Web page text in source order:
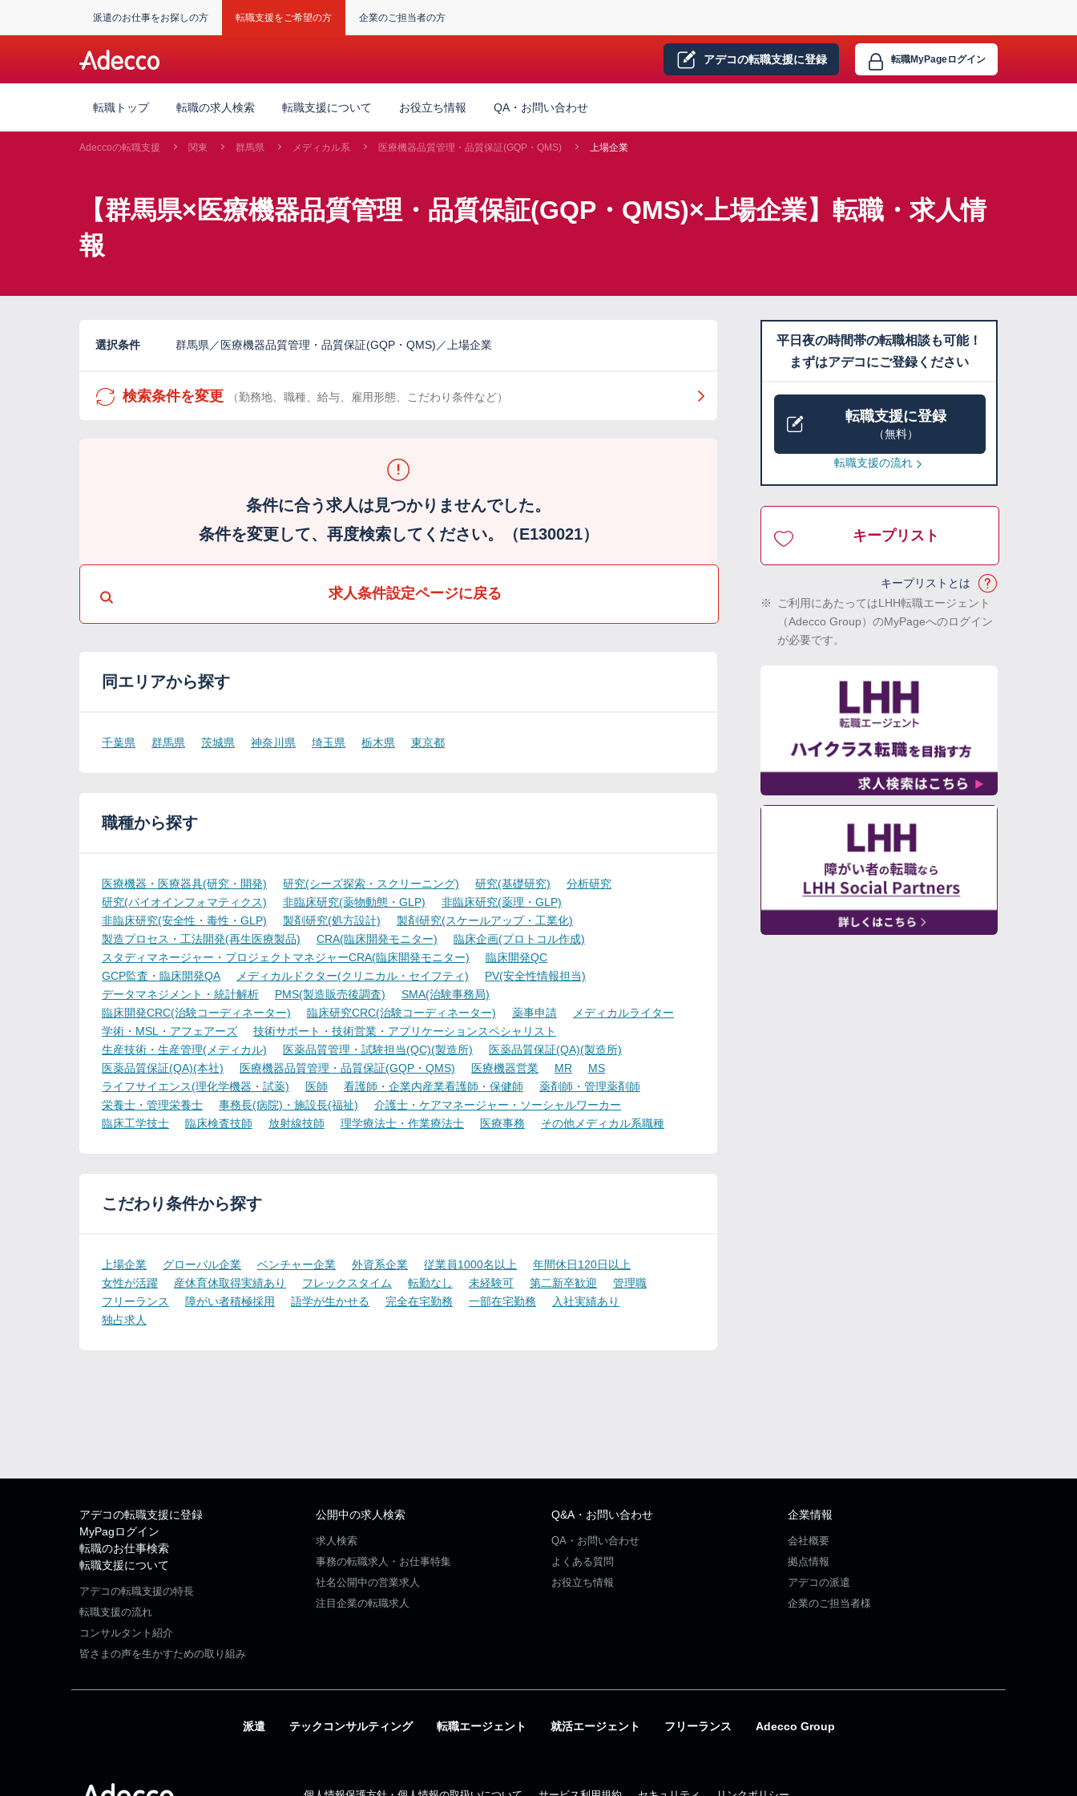
派遣のお仕事をお探しの方 転職支援をご希望の方 企業のご担当者の方
アデコの転職支援に登録 転職MyPageログイン
転職トップ 転職の求人検索 転職支援について お役立ち情報 QA・お問い合わせ
Adeccoの転職支援 関東 群馬県 メディカル系 医療機器品質管理・品質保証(GQP・QMS) 上場企業
【群馬県×医療機器品質管理・品質保証(GQP・QMS)×上場企業】転職・求人情
報
選択条件 群馬県／医療機器品質管理・品質保証(GQP・QMS)／上場企業
検索条件を変更 （勤務地、職種、給与、雇用形態、こだわり条件など）
条件に合う求人は見つかりませんでした。
条件を変更して、再度検索してください。（E130021）
求人条件設定ページに戻る
同エリアから探す
千葉県 群馬県 茨城県 神奈川県 埼玉県 栃木県 東京都
職種から探す
医療機器・医療器具(研究・開発) 研究(シーズ探索・スクリーニング) 研究(基礎研究)
分析研究
研究(バイオインフォマティクス)
非臨床研究(薬物動態・GLP)
非臨床研究(薬理・GLP)
非臨床研究(安全性・毒性・GLP)
製剤研究(処方設計)
製剤研究(スケールアップ・工業化)
製造プロセス・工法開発(再生医療製品)
CRA(臨床開発モニター)
臨床企画(プロトコル作成)
スタディマネージャー・プロジェクトマネジャーCRA(臨床開発モニター)
臨床開発QC
GCP監査・臨床開発QA
メディカルドクター(クリニカル・セイフティ)
PV(安全性情報担当)
データマネジメント・統計解析
PMS(製造販売後調査)
SMA(治験事務局)
臨床開発CRC(治験コーディネーター)
臨床研究CRC(治験コーディネーター) 薬事申請
メディカルライター
学術・MSL・アフェアーズ
技術サポート・技術営業・アプリケーションスペシャリスト
生産技術・生産管理(メディカル)
医薬品質管理・試験担当(QC)(製造所)
医薬品質保証(QA)(製造所)
医薬品質保証(QA)(本社)
医療機器品質管理・品質保証(GQP・QMS) 医療機器営業 MR
MS
ライフサイエンス(理化学機器・試薬)
医師 看護師・企業内産業看護師・保健師
薬剤師・管理薬剤師
栄養士・管理栄養士
事務長(病院)・施設長(福祉)
介護士・ケアマネージャー・ソーシャルワーカー
臨床工学技士
臨床検査技師 放射線技師 理学療法士・作業療法士 医療事務 その他メディカル系職種
こだわり条件から探す
上場企業 グローバル企業 ベンチャー企業 外資系企業 従業員1000名以上
年間休日120日以上
女性が活躍
産休育休取得実績あり フレックスタイム 転勤なし 未経験可 第二新卒歓迎
管理職
フリーランス
障がい者積極採用 語学が生かせる 完全在宅勤務 一部在宅勤務
入社実績あり
独占求人
平日夜の時間帯の転職相談も可能！
まずはアデコにご登録ください
転職支援に登録
（無料）
転職支援の流れ
キープリスト
キープリストとは
※
ご利用にあたってはLHH転職エージェント
（Adecco Group）のMyPageへのログイン
が必要です。
アデコの転職支援に登録
MyPagログイン
転職のお仕事検索
転職支援について
アデコの転職支援の特長
転職支援の流れ
コンサルタント紹介
皆さまの声を生かすための取り組み
公開中の求人検索
求人検索
事務の転職求人・お仕事特集
社名公開中の営業求人
注目企業の転職求人
Q&A・お問い合わせ
QA・お問い合わせ
よくある質問
お役立ち情報
企業情報
会社概要
拠点情報
アデコの派遣
企業のご担当者様
派遣 テックコンサルティング 転職エージェント 就活エージェント フリーランス Adecco Group